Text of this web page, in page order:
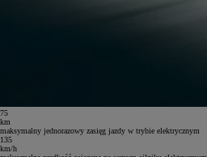
75
km
maksymalny jednorazowy zasięg jazdy w trybie elektrycznym
135
km/h